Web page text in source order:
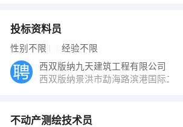
投标资料员
性别不限 经验不限
西双版纳九天建筑工程有限公司
西双版纳景洪市勐海路滨港国际二楼
不动产测绘技术员